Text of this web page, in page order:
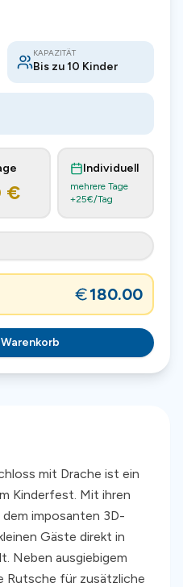
KAPAZITÄT
Bis zu 10 Kinder
€
Individuell
mehrere Tage
+25€/Tag
180.00
mit Drache ist ein
Kinderfest. Mit ihren
imposanten 3D-
Gäste direkt in
Neben ausgiebigem
Rutsche für zusätzliche